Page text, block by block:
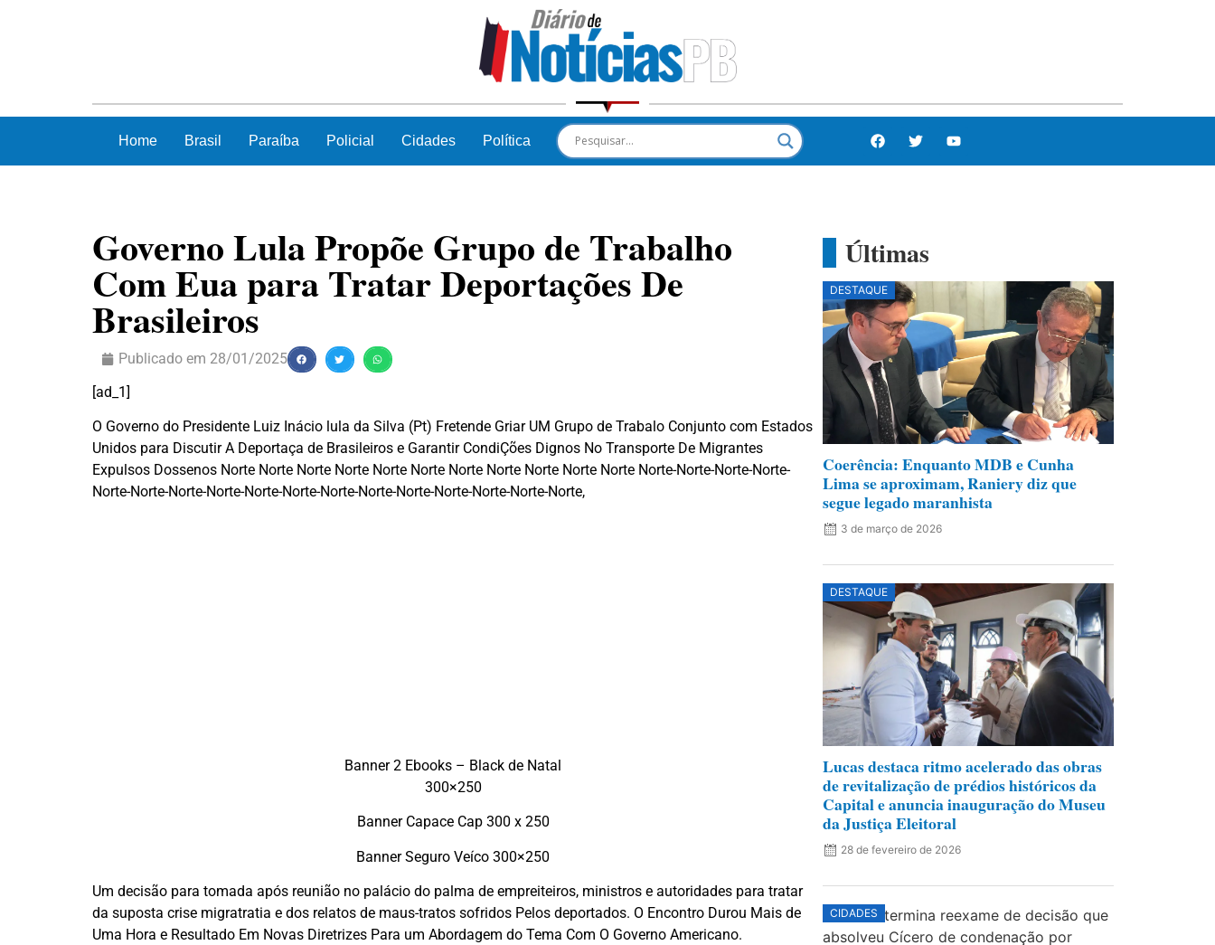
Home Brasil Paraíba Policial Cidades Política
Governo Lula Propõe Grupo de Trabalho
Com Eua para Tratar Deportações De
Brasileiros
Publicado em 28/01/2025
[ad_1]
O Governo do Presidente Luiz Inácio lula da Silva (Pt) Fretende Griar UM Grupo de Trabalo Conjunto com Estados
Unidos para Discutir A Deportaça de Brasileiros e Garantir CondiÇões Dignos No Transporte De Migrantes
Expulsos Dossenos Norte Norte Norte Norte Norte Norte Norte Norte Norte Norte Norte Norte-Norte-Norte-Norte-
Norte-Norte-Norte-Norte-Norte-Norte-Norte-Norte-Norte-Norte-Norte-Norte-Norte,
Banner 2 Ebooks – Black de Natal
300×250
Banner Capace Cap 300 x 250
Banner Seguro Veíco 300×250
Um decisão para tomada após reunião no palácio do palma de empreiteiros, ministros e autoridades para tratar
da suposta crise migratratia e dos relatos de maus-tratos sofridos Pelos deportados. O Encontro Durou Mais de
Uma Hora e Resultado Em Novas Diretrizes Para um Abordagem do Tema Com O Governo Americano.
Últimas
DESTAQUE
Coerência: Enquanto MDB e Cunha
Lima se aproximam, Raniery diz que
segue legado maranhista
3 de março de 2026
DESTAQUE
Lucas destaca ritmo acelerado das obras
de revitalização de prédios históricos da
Capital e anuncia inauguração do Museu
da Justiça Eleitoral
28 de fevereiro de 2026
CIDADES